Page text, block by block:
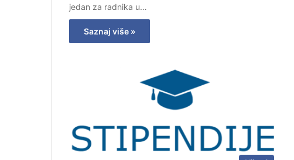
jedan za radnika u…
Saznaj više »